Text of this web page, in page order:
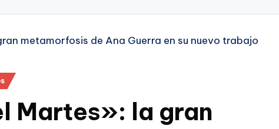
Martes»: la gran